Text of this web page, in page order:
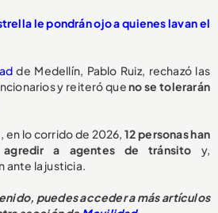
le pondrán ojo a quienes lavan el
de Medellín, Pablo Ruiz, rechazó las
y reiteró queno se tolerarán
en lo corrido de 2026,12 personas han
a agentes de tránsito y,
ante la justicia.
puedes acceder a más artículos